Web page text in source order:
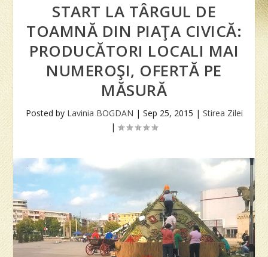
START LA TÂRGUL DE
TOAMNĂ DIN PIAŢA CIVICĂ:
PRODUCĂTORI LOCALI MAI
NUMEROŞI, OFERTĂ PE
MĂSURĂ
Posted by Lavinia BOGDAN | Sep 25, 2015 | Stirea Zilei
|